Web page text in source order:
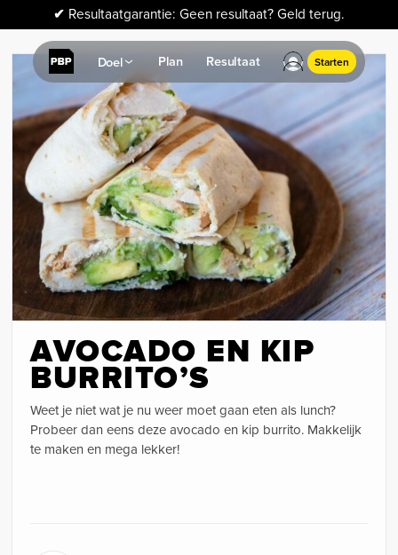
✔ Resultaatgarantie: Geen resultaat? Geld terug.
Doel Plan Resultaat Starten
AVOCADO EN KIP
BURRITO’S
Weet je niet wat je nu weer moet gaan eten als lunch?
Probeer dan eens deze avocado en kip burrito. Makkelijk
te maken en mega lekker!